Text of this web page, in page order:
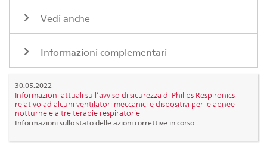
Vedi anche
Informazioni complementari
30.05.2022
Informazioni attuali sull’avviso di sicurezza di Philips Respironics
relativo ad alcuni ventilatori meccanici e dispositivi per le apnee
notturne e altre terapie respiratorie
Informazioni sullo stato delle azioni correttive in corso